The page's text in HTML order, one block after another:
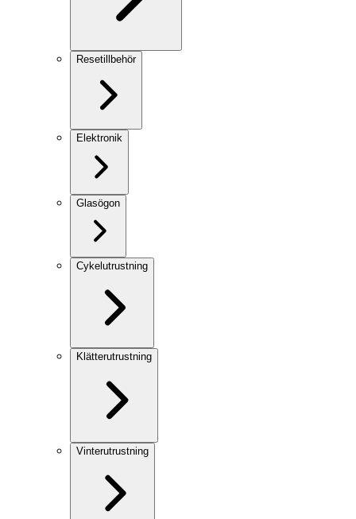
Resetillbehör
Elektronik
Glasögon
Cykelutrustning
Klätterutrustning
Vinterutrustning